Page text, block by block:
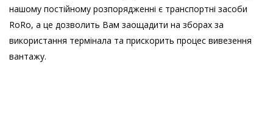
нашому постійному розпорядженні є транспортні засоби
RoRo, а це дозволить Вам заощадити на зборах за
використання термінала та прискорить процес вивезення
вантажу.